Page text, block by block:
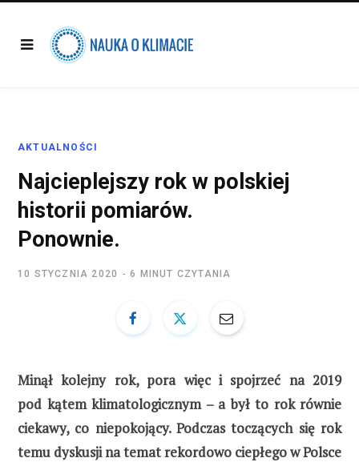
AKTUALNOŚCI
Najcieplejszy rok w polskiej
historii pomiarów.
Ponownie.
10 STYCZNIA 2020 6 MINUT CZYTANIA
Minął kolejny rok, pora więc i spojrzeć na 2019
pod kątem klimatologicznym – a był to rok równie
ciekawy, co niepokojący. Podczas toczących się rok
temu dyskusji na temat rekordowo ciepłego w Polsce